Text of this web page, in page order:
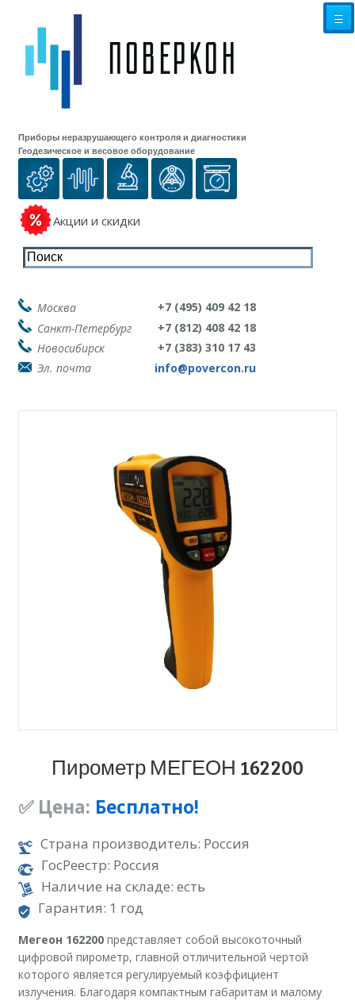
Приборы неразрушающего контроля и диагностики
Геодезическое и весовое оборудование
Акции и скидки
☰
Москва
+7 (495) 409 42 18
Санкт-Петербург
+7 (812) 408 42 18
Новосибирск
+7 (383) 310 17 43
Эл. почта
info@povercon.ru
Пирометр МЕГЕОН 162200
✅ Цена: Бесплатно!
Страна производитель: Россия
ГосРеестр: Россия
Наличие на складе: есть
Гарантия: 1 год
Мегеон 162200представляет собой высокоточный
цифровой пирометр, главной отличительной чертой
которого является регулируемый коэффициент
излучения. Благодаря компактным габаритам и малому